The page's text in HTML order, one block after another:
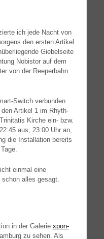
ich jede Nacht von
den ers­ten Arti­kel
Gie­bel­sei­te
Nobis­tor auf dem
von der Ree­per­bahn
Switch ver­bun­den
den Arti­kel 1 im Rhyth­
Kir­che ein- bzw.
aus, 23:00 Uhr an,
die Instal­la­ti­on bereits
ein­mal eine
alles gesagt.
in der Gale­rie xpon-
zu sehen. Als